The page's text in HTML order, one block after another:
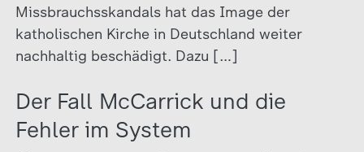
Missbrauchsskandals hat das Image der
katholischen Kirche in Deutschland weiter
nachhaltig beschädigt. Dazu […]
Der Fall McCarrick und die
Fehler im System